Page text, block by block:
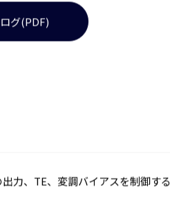
グ(PDF)
力、TE、変調バイアスを制御する